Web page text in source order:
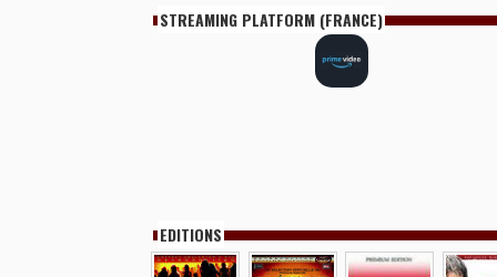
STREAMING PLATFORM (FRANCE)
EDITIONS